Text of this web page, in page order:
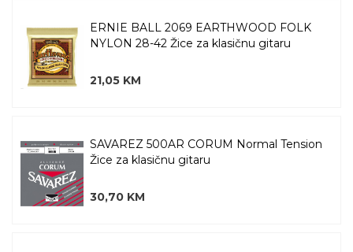
ERNIE BALL 2069 EARTHWOOD FOLK
NYLON 28-42 Žice za klasičnu gitaru
21,05 KM
SAVAREZ 500AR CORUM Normal Tension
Žice za klasičnu gitaru
30,70 KM